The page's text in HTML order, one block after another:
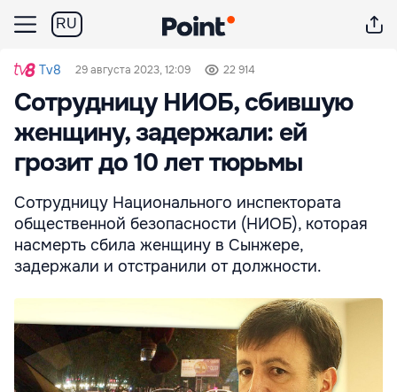
RU
Tv8 29 августа 2023, 12:09 22 914
Сотрудницу НИОБ, сбившую
женщину, задержали: ей
грозит до 10 лет тюрьмы
Сотрудницу Национального инспектората
общественной безопасности (НИОБ), которая
насмерть сбила женщину в Сынжере,
задержали и отстранили от должности.